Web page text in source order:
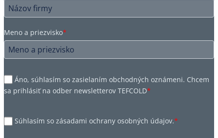
Meno a priezvisko*
Áno, súhlasím so zasielaním obchodných oznámeni. Chcem
sa prihlásiť na odber newsletterov TEFCOLD*
Súhlasím so zásadami ochrany osobných údajov.*